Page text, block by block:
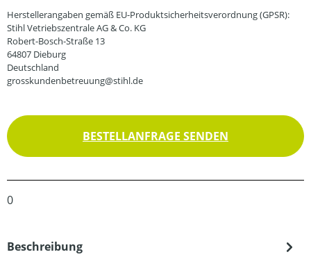
Herstellerangaben gemäß EU-Produktsicherheitsverordnung (GPSR):
Stihl Vetriebszentrale AG & Co. KG
Robert-Bosch-Straße 13
64807 Dieburg
Deutschland
grosskundenbetreuung@stihl.de
BESTELLANFRAGE SENDEN
0
Beschreibung